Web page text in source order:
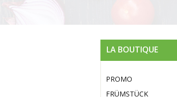
LA BOUTIQUE
PROMO
FRÜMSTÜCK